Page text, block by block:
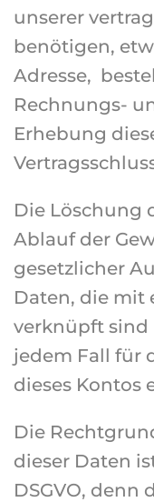
unserer
benötigen,
Adresse,
Rechnungs-
Erhebung
Die Löschung
Ablauf der
gesetzlicher
Daten, die mit
verknüpft sind
jedem Fall für
dieses Kontos
Die
dieser Daten ist
DSGVO, denn